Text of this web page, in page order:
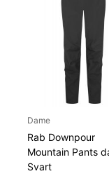
Dame
Rab Downpour
Mountain Pants
Svart